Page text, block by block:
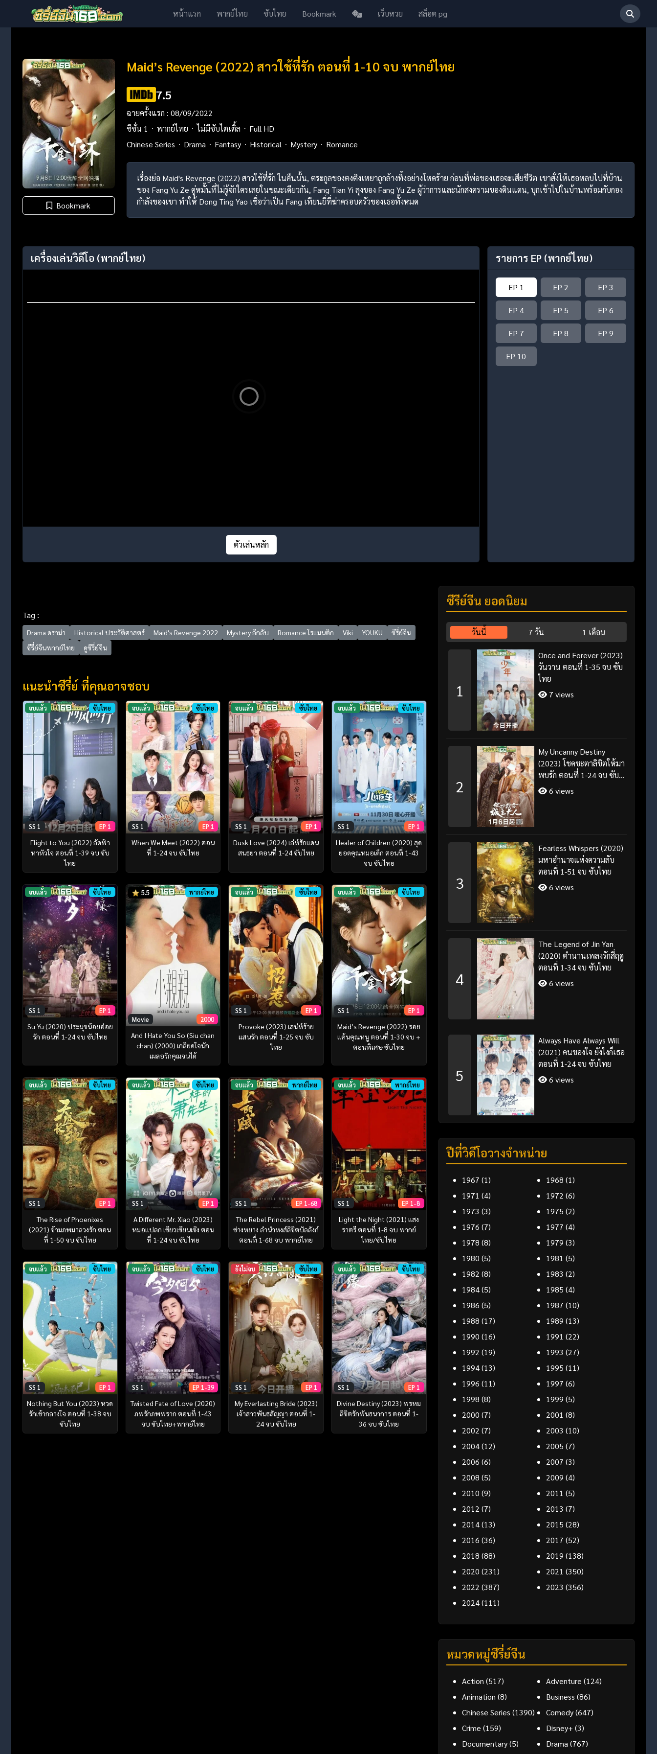
หน้าแรก พากย์ไทย ซับไทย Bookmark เว็บหวย สล็อต pg
Bookmark
Maid’s Revenge (2022) สาวใช้ที่รัก ตอนที่ 1-10 จบ พากย์ไทย
7.5
ฉายครั้งแรก : 08/09/2022
ซีซั่น 1
พากย์ไทย ไม่มีซับไตเติ้ล
Full HD
Chinese Series
Drama Fantasy Historical Mystery Romance
เรื่องย่อ Maid's Revenge (2022) สาวใช้ที่รัก ในคืนนั้น, ตระกูลของตงติงเหยาถูกล้างทิ้งอย่างโหดร้าย ก่อนที่พ่อของเธอจะเสียชีวิต เขาสั่งให้เธอหลบไปที่บ้าน
ของ Fang Yu Ze คู่หมั้นที่ไม่รู้จักใครเลยในขณะเดียวกัน, Fang Tian Yi ลุงของ Fang Yu Ze ผู้ว่าการและนักสงครามของดินแดน, บุกเข้าไปในบ้านพร้อมกับกอง
กำลังของเขา ทำให้ Dong Ting Yao เชื่อว่าเป็น Fang เทียนยี่ที่ฆ่าครอบครัวของเธอทั้งหมด
เครื่องเล่นวิดีโอ (พากย์ไทย)
ตัวเล่นหลัก
รายการ EP (พากย์ไทย)
EP 1 EP 2 EP 3
EP 4 EP 5 EP 6
EP 7 EP 8 EP 9
EP 10
Tag :
Drama ดราม่า Historical ประวัติศาสตร์ Maid's Revenge 2022 Mystery ลึกลับ Romance โรแมนติก Viki YOUKU
ซีรี่ย์จีน
ซีรี่ย์จีนพากย์ไทย
ดูซีรี่ย์จีน
แนะนำซีรี่ย์ ที่คุณอาจชอบ
จบแล้ว ซับไทย
SS 1 EP 1
Flight to You (2022) ลัดฟ้า
หาหัวใจ ตอนที่ 1-39 จบ ซับ
ไทย
จบแล้ว ซับไทย
SS 1 EP 1
When We Meet (2022) ตอน
ที่ 1-24 จบ ซับไทย
จบแล้ว ซับไทย
SS 1 EP 1
Dusk Love (2024) เล่ห์รักแดน
สนธยา ตอนที่ 1-24 ซับไทย
จบแล้ว ซับไทย
SS 1 EP 1
Healer of Children (2020) สุด
ยอดคุณหมอเด็ก ตอนที่ 1-43
จบ ซับไทย
จบแล้ว ซับไทย
SS 1 EP 1
Su Yu (2020) ประมุขน้อยอ่อย
รัก ตอนที่ 1-24 จบ ซับไทย
5.5 พากย์ไทย
Movie 2000
And I Hate You So (Siu chan
chan) (2000) เกลียดใจนัก
เผลอรักคุณจนได้
จบแล้ว ซับไทย
SS 1 EP 1
Provoke (2023) เสน่ห์ร้าย
แสนรัก ตอนที่ 1-25 จบ ซับ
ไทย
จบแล้ว ซับไทย
SS 1 EP 1
Maid’s Revenge (2022) รอย
แค้นคุณหนู ตอนที่ 1-30 จบ +
ตอนพิเศษ ซับไทย
จบแล้ว ซับไทย
SS 1 EP 1
The Rise of Phoenixes
(2021) ข้ามภพมาลวงรัก ตอน
ที่ 1-50 จบ ซับไทย
จบแล้ว ซับไทย
SS 1 EP 1
A Different Mr. Xiao (2023)
หมอแปลก เซียวเซียนเซิง ตอน
ที่ 1-24 จบ ซับไทย
จบแล้ว พากย์ไทย
SS 1 EP 1-68
The Rebel Princess (2021)
ซ่างหยาง ลำนำหงส์ลิขิตบัลลังก์
ตอนที่ 1-68 จบ พากย์ไทย
จบแล้ว พากย์ไทย
SS 1 EP 1-8
Light the Night (2021) แสง
ราตรี ตอนที่ 1-8 จบ พากย์
ไทย/ซับไทย
จบแล้ว ซับไทย
SS 1 EP 1
Nothing But You (2023) หวด
รักเข้ากลางใจ ตอนที่ 1-38 จบ
ซับไทย
จบแล้ว ซับไทย
SS 1 EP 1-39
Twisted Fate of Love (2020)
ภพรักภพพราก ตอนที่ 1-43
จบ ซับไทย+พากย์ไทย
ยังไม่จบ ซับไทย
SS 1 EP 1
My Everlasting Bride (2023)
เจ้าสาวพันธสัญญา ตอนที่ 1-
24 จบ ซับไทย
จบแล้ว ซับไทย
SS 1 EP 1
Divine Destiny (2023) พรหม
ลิขิตรักพันธนาการ ตอนที่ 1-
36 จบ ซับไทย
ซีรี่ย์จีน ยอดนิยม
วันนี้ 7 วัน 1 เดือน
1
Once and Forever (2023)
วันวาน ตอนที่ 1-35 จบ ซับ
ไทย
7 views
2
My Uncanny Destiny
(2023) โชคชะตาลิขิตให้มา
พบรัก ตอนที่ 1-24 จบ ซับ
ไทย/พากย์ไทย
6 views
3
Fearless Whispers (2020)
มหาอำนาจแห่งความลับ
ตอนที่ 1-51 จบ ซับไทย
6 views
4
The Legend of Jin Yan
(2020) ตำนานเพลงรักสี่ฤดู
ตอนที่ 1-34 จบ ซับไทย
6 views
5
Always Have Always Will
(2021) คนของใจ ยังไงก็เธอ
ตอนที่ 1-24 จบ ซับไทย
6 views
ปีที่วิดีโอวางจำหน่าย
1967 (1) 1968 (1)
1971 (4) 1972 (6)
1973 (3) 1975 (2)
1976 (7) 1977 (4)
1978 (8) 1979 (3)
1980 (5) 1981 (5)
1982 (8) 1983 (2)
1984(5) 1985 (4)
1986 (5) 1987 (10)
1988 (17) 1989 (13)
1990 (16) 1991 (22)
1992 (19) 1993 (27)
1994(13) 1995 (11)
1996 (11) 1997 (6)
1998 (8) 1999 (5)
2000 (7) 2001 (8)
2002 (7) 2003 (10)
2004(12) 2005 (7)
2006 (6) 2007 (3)
2008 (5) 2009 (4)
2010 (9) 2011 (5)
2012 (7) 2013 (7)
2014(13) 2015 (28)
2016 (36) 2017 (52)
2018 (88) 2019 (138)
2020 (231) 2021 (350)
2022 (387) 2023 (356)
2024(111)
หมวดหมู่ซีรี่ย์จีน
Action (517) Adventure (124)
Animation (8) Business (86)
Chinese Series (1390) Comedy(647)
Crime (159) Disney+ (3)
Documentary(5) Drama(767)